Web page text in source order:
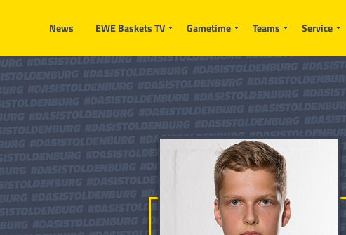
News EWE Baskets TV Gametime Teams Service